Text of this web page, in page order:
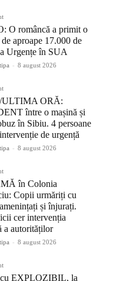
O româncă a primit o
aproape 17.000 de
Urgențe în SUA
- 8 august 2026
ULTIMA ORĂ:
între o mașină și
în Sibiu. 4 persoane
de urgență
- 8 august 2026
în Colonia
Copii urmăriți cu
și înjurați.
cer intervenția
a autorităților
- 8 august 2026
EXPLOZIBIL, la